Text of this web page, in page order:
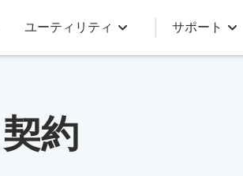
ユーティリティ サポート
約